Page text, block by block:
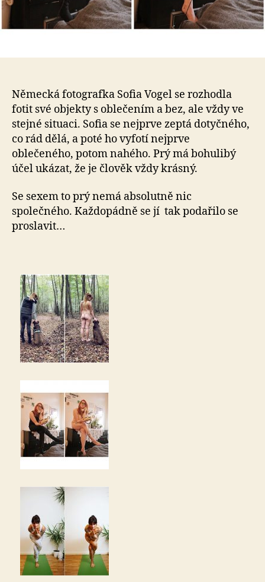
Německá fotografka Sofia Vogel se rozhodla
fotit své objekty s oblečením a bez, ale vždy ve
stejné situaci. Sofia se nejprve zeptá dotyčného,
co rád dělá, a poté ho vyfotí nejprve
oblečeného, potom nahého. Prý má bohulibý
účel ukázat, že je člověk vždy krásný.
Se sexem to prý nemá absolutně nic
společného. Každopádně se jí tak podařilo se
proslavit…